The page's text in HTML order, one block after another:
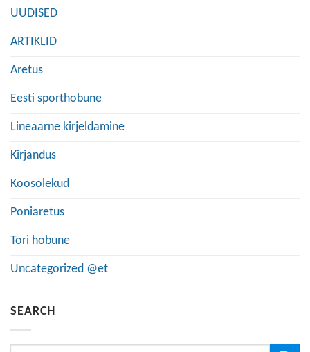
UUDISED
ARTIKLID
Aretus
Eesti sporthobune
Lineaarne kirjeldamine
Kirjandus
Koosolekud
Poniaretus
Tori hobune
Uncategorized @et
SEARCH